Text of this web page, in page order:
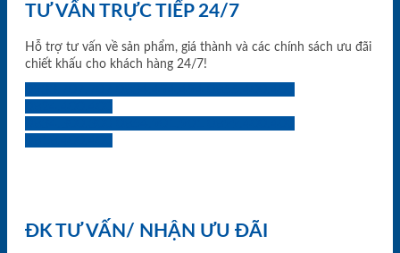
TƯ VẤN TRỰC TIẾP 24/7
Hỗ trợ tư vấn về sản phẩm, giá thành và các chính sách ưu đãi
chiết khấu cho khách hàng 24/7!
ĐK TƯ VẤN/ NHẬN ƯU ĐÃI